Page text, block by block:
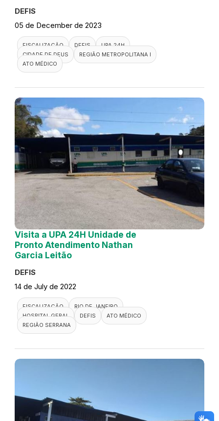
DEFIS
05 de December de 2023
FISCALIZAÇÃO DEFIS
UPA 24H
CIDADE DE DEUS
REGIÃO METROPOLITANA I
ATO MÉDICO
Visita a UPA 24H Unidade de
Pronto Atendimento Nathan
Garcia Leitão
DEFIS
14 de July de 2022
FISCALIZAÇÃO
RIO DE JANEIRO
HOSPITAL GERAL
DEFIS
ATO MÉDICO
REGIÃO SERRANA